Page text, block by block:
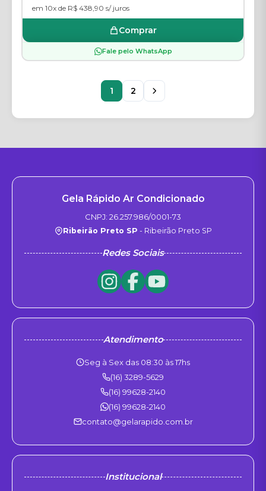
em 10x de R$ 438,90 s/ juros
Comprar
Fale pelo WhatsApp
1 2
Gela Rápido Ar Condicionado
CNPJ: 26.257.986/0001-73
Ribeirão Preto SP - Ribeirão Preto SP
Redes Sociais
Atendimento
Seg à Sex das 08:30 às 17hs
(16) 3289-5629
(16) 99628-2140
(16) 99628-2140
contato@gelarapido.com.br
Institucional